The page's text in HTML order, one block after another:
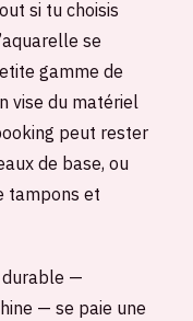
si tu choisis
se
gamme de
vise du matériel
peut rester
de base, ou
tampons et
durable —
— se paie une